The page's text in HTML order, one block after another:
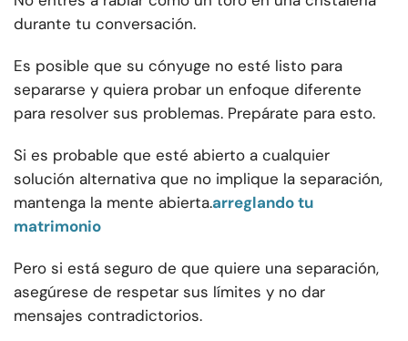
durante tu conversación.
Es posible que su cónyuge no esté listo para
separarse y quiera probar un enfoque diferente
para resolver sus problemas. Prepárate para esto.
Si es probable que esté abierto a cualquier
solución alternativa que no implique la separación,
mantenga la mente abierta.arreglando tu
matrimonio
Pero si está seguro de que quiere una separación,
asegúrese de respetar sus límites y no dar
mensajes contradictorios.